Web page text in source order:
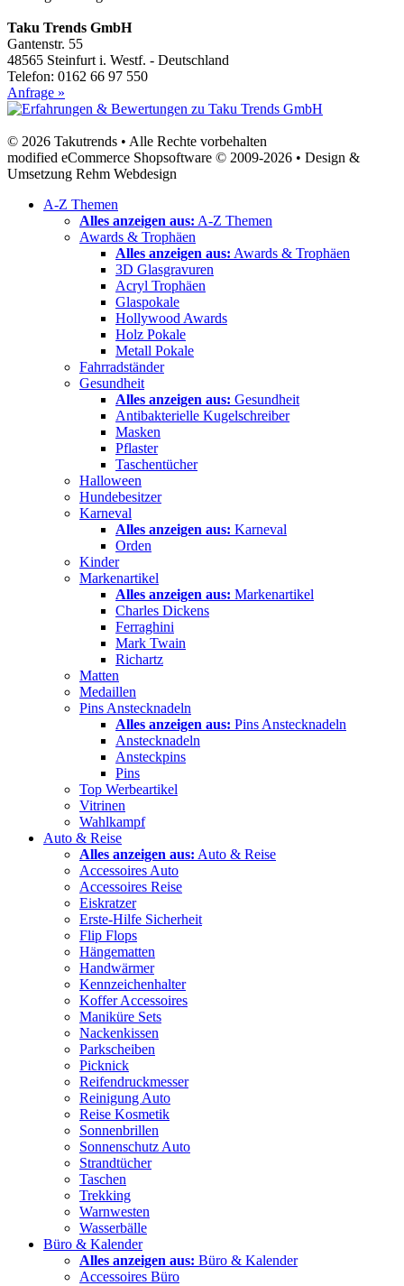
Taku Trends GmbH
Gantenstr. 55
48565 Steinfurt i. Westf. - Deutschland
Telefon: 0162 66 97 550
Anfrage »
© 2026 Takutrends • Alle Rechte vorbehalten
modified eCommerce Shopsoftware © 2009-2026 • Design &
Umsetzung Rehm Webdesign
A-Z Themen
Alles anzeigen aus: A-Z Themen
Awards & Trophäen
Alles anzeigen aus: Awards & Trophäen
3D Glasgravuren
Acryl Trophäen
Glaspokale
Hollywood Awards
Holz Pokale
Metall Pokale
Fahrradständer
Gesundheit
Alles anzeigen aus: Gesundheit
Antibakterielle Kugelschreiber
Masken
Pflaster
Taschentücher
Halloween
Hundebesitzer
Karneval
Alles anzeigen aus: Karneval
Orden
Kinder
Markenartikel
Alles anzeigen aus: Markenartikel
Charles Dickens
Ferraghini
Mark Twain
Richartz
Matten
Medaillen
Pins Anstecknadeln
Alles anzeigen aus: Pins Anstecknadeln
Anstecknadeln
Ansteckpins
Pins
Top Werbeartikel
Vitrinen
Wahlkampf
Auto & Reise
Alles anzeigen aus: Auto & Reise
Accessoires Auto
Accessoires Reise
Eiskratzer
Erste-Hilfe Sicherheit
Flip Flops
Hängematten
Handwärmer
Kennzeichenhalter
Koffer Accessoires
Maniküre Sets
Nackenkissen
Parkscheiben
Picknick
Reifendruckmesser
Reinigung Auto
Reise Kosmetik
Sonnenbrillen
Sonnenschutz Auto
Strandtücher
Taschen
Trekking
Warnwesten
Wasserbälle
Büro & Kalender
Alles anzeigen aus: Büro & Kalender
Accessoires Büro